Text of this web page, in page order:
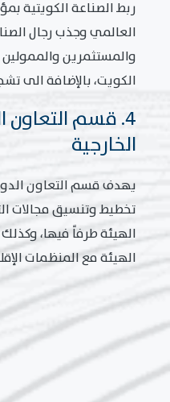
ربط الصناعة الكويتية
العالمي وجذب رجال
والمستثمرين
الكويت، بالإضافة الى
4. قسم التعاون
الخارجية
يهدف قسم التعاون
تخطيط وتنسيق مجالات
الهيئة طرفاً فيها،
الهيئة مع المنظمات